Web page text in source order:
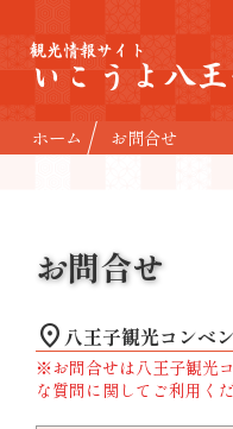
観光情報サイト
いこうよ八
ホーム お問合せ
お問合せ
location_on 八王子観光コンベ
※お問合せは八王子観光
な質問に関してご利用くだ